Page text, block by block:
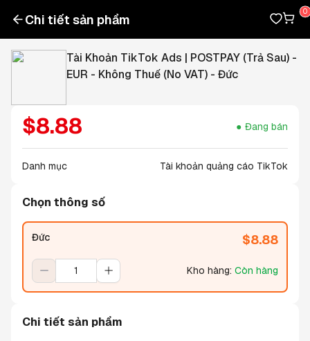
Chi tiết sản phẩm
Tài Khoản TikTok Ads | POSTPAY (Trả Sau) -
EUR - Không Thuế (No VAT) - Đức
$8.88 Đang bán
Danh mục Tài khoản quảng cáo TikTok
Chọn thông số
Đức $8.88
Kho hàng: Còn hàng
Chi tiết sản phẩm